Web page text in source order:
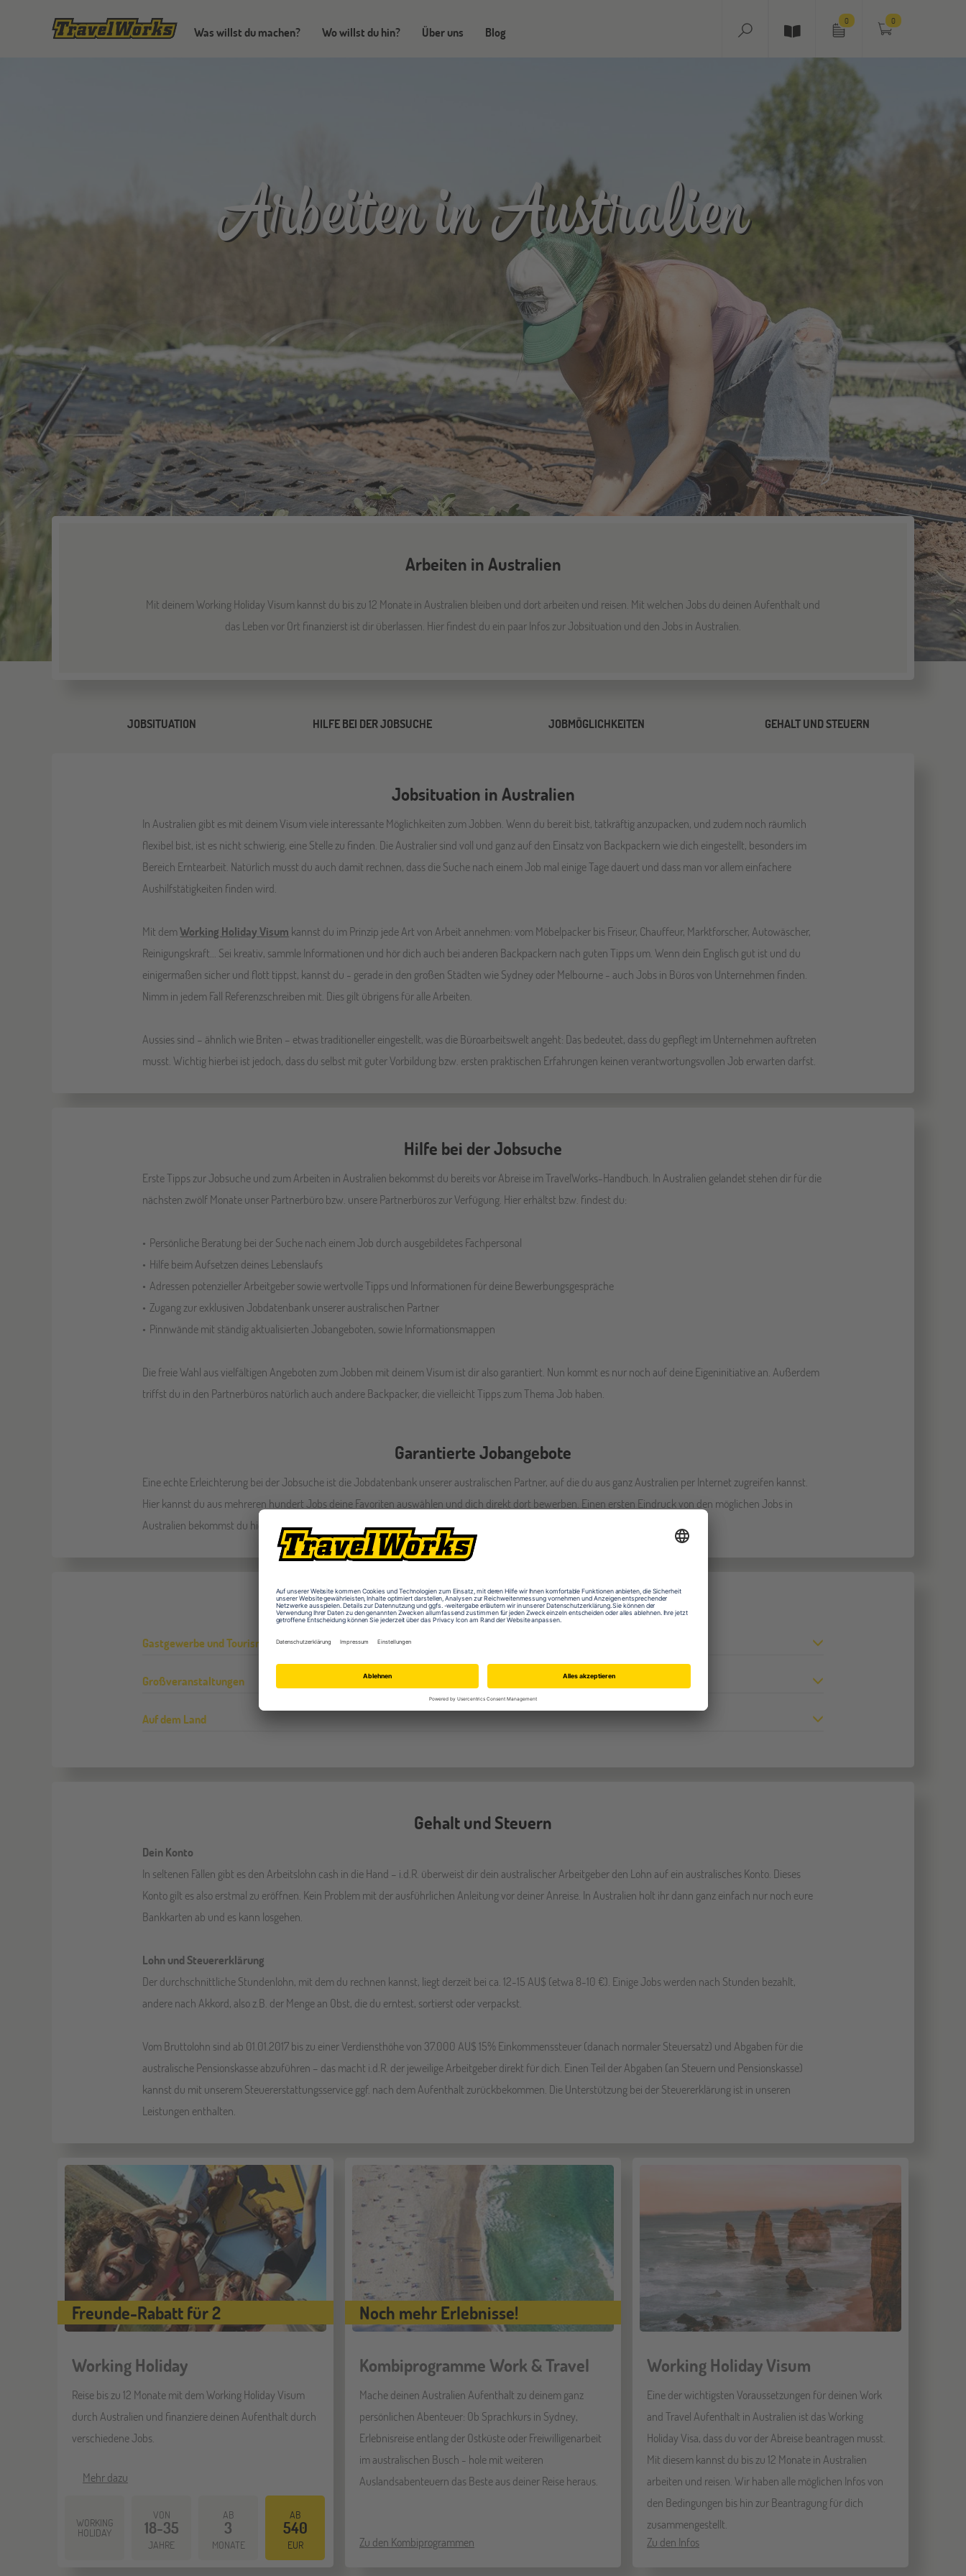
Was willst du machen? Wo willst du hin? Über uns Blog
0 0
Arbeiten in Australien
Arbeiten in Australien
Mit deinem Working Holiday Visum kannst du bis zu 12 Monate in Australien bleiben und dort arbeiten und reisen. Mit welchen Jobs du deinen Aufenthalt und
das Leben vor Ort finanzierst ist dir überlassen. Hier findest du ein paar Infos zur Jobsituation und den Jobs in Australien.
JOBSITUATION HILFE BEI DER JOBSUCHE JOBMÖGLICHKEITEN GEHALT UND STEUERN
Jobsituation in Australien
In Australien gibt es mit deinem Visum viele interessante Möglichkeiten zum Jobben. Wenn du bereit bist, tatkräftig anzupacken, und zudem noch räumlich
flexibel bist, ist es nicht schwierig, eine Stelle zu finden. Die Australier sind voll und ganz auf den Einsatz von Backpackern wie dich eingestellt, besonders im
Bereich Erntearbeit. Natürlich musst du auch damit rechnen, dass die Suche nach einem Job mal einige Tage dauert und dass man vor allem einfachere
Aushilfstätigkeiten finden wird.
Mit demWorking Holiday Visum kannst du im Prinzip jede Art von Arbeit annehmen: vom Möbelpacker bis Friseur, Chauffeur, Marktforscher, Autowäscher,
Reinigungskraft... Sei kreativ, sammle Informationen und hör dich auch bei anderen Backpackern nach guten Tipps um. Wenn dein Englisch gut ist und du
einigermaßen sicher und flott tippst, kannst du - gerade in den großen Städten wie Sydney oder Melbourne - auch Jobs in Büros von Unternehmen finden.
Nimm in jedem Fall Referenzschreiben mit. Dies gilt übrigens für alle Arbeiten.
Aussies sind – ähnlich wie Briten – etwas traditioneller eingestellt, was die Büroarbeitswelt angeht: Das bedeutet, dass du gepflegt im Unternehmen auftreten
musst. Wichtig hierbei ist jedoch, dass du selbst mit guter Vorbildung bzw. ersten praktischen Erfahrungen keinen verantwortungsvollen Job erwarten darfst.
Hilfe bei der Jobsuche
Erste Tipps zur Jobsuche und zum Arbeiten in Australien bekommst du bereits vor Abreise im TravelWorks-Handbuch. In Australien gelandet stehen dir für die
nächsten zwölf Monate unser Partnerbüro bzw. unsere Partnerbüros zur Verfügung. Hier erhältst bzw. findest du:
Persönliche Beratung bei der Suche nach einem Job durch ausgebildetes Fachpersonal
Hilfe beim Aufsetzen deines Lebenslaufs
Adressen potenzieller Arbeitgeber sowie wertvolle Tipps und Informationen für deine Bewerbungsgespräche
Zugang zur exklusiven Jobdatenbank unserer australischen Partner
Pinnwände mit ständig aktualisierten Jobangeboten, sowie Informationsmappen
Die freie Wahl aus vielfältigen Angeboten zum Jobben mit deinem Visum ist dir also garantiert. Nun kommt es nur noch auf deine Eigeninitiative an. Außerdem
triffst du in den Partnerbüros natürlich auch andere Backpacker, die vielleicht Tipps zum Thema Job haben.
Garantierte Jobangebote
Eine echte Erleichterung bei der Jobsuche ist die Jobdatenbank unserer australischen Partner, auf die du aus ganz Australien per Internet zugreifen kannst.
Hier kannst du aus mehreren hundert Jobs deine Favoriten auswählen und dich direkt dort bewerben. Einen ersten Eindruck von den möglichen Jobs in
Australien bekommst du hier:
Deine Jobmöglichkeiten in Australien
Gastgewerbe und Tourismus
Großveranstaltungen
Auf dem Land
Gehalt und Steuern
Dein Konto
In seltenen Fällen gibt es den Arbeitslohn cash in die Hand – i.d.R. überweist dir dein australischer Arbeitgeber den Lohn auf ein australisches Konto. Dieses
Konto gilt es also erstmal zu eröffnen. Kein Problem mit der ausführlichen Anleitung vor deiner Anreise. In Australien holt ihr dann ganz einfach nur noch eure
Bankkarten ab und es kann losgehen.
Lohn und Steuererklärung
Der durchschnittliche Stundenlohn, mit dem du rechnen kannst, liegt derzeit bei ca. 12-15 AU$ (etwa 8-10 €). Einige Jobs werden nach Stunden bezahlt,
andere nach Akkord, also z.B. der Menge an Obst, die du erntest, sortierst oder verpackst.
Vom Bruttolohn sind ab 01.01.2017 bis zu einer Verdiensthöhe von 37.000 AU$ 15% Einkommenssteuer (danach normaler Steuersatz) und Abgaben für die
australische Pensionskasse abzuführen – das macht i.d.R. der jeweilige Arbeitgeber direkt für dich. Einen Teil der Abgaben (an Steuern und Pensionskasse)
kannst du mit unserem Steuererstattungsservice ggf. nach dem Aufenthalt zurückbekommen. Die Unterstützung bei der Steuererklärung ist in unseren
Leistungen enthalten.
Freunde-Rabatt für 2
Working Holiday
Reise bis zu 12 Monate mit dem Working Holiday Visum
durch Australien und finanziere deinen Aufenthalt durch
verschiedene Jobs.
Mehr dazu
WORKING
HOLIDAY
VON
18-35
JAHRE
AB
3
MONATE
AB
540
EUR
Noch mehr Erlebnisse!
Kombiprogramme Work & Travel
Mache deinen Australien Aufenthalt zu deinem ganz
persönlichen Abenteuer: Ob Sprachkurs in Sydney,
Erlebnisreise entlang der Ostküste oder Freiwilligenarbeit
im australischen Busch - hole mit weiteren
Auslandsabenteuern das Beste aus deiner Reise heraus.
Zu den Kombiprogrammen
Working Holiday Visum
Eine der wichtigsten Voraussetzungen für deinen Work
and Travel Aufenthalt in Australien ist das Working
Holiday Visa, dass du vor der Abreise beantragen musst.
Mit diesem kannst du bis zu 12 Monate in Australien
arbeiten und reisen. Wir haben alle möglichen Infos von
den Bedingungen bis hin zur Beantragung für dich
zusammengestellt.
Zu den Infos